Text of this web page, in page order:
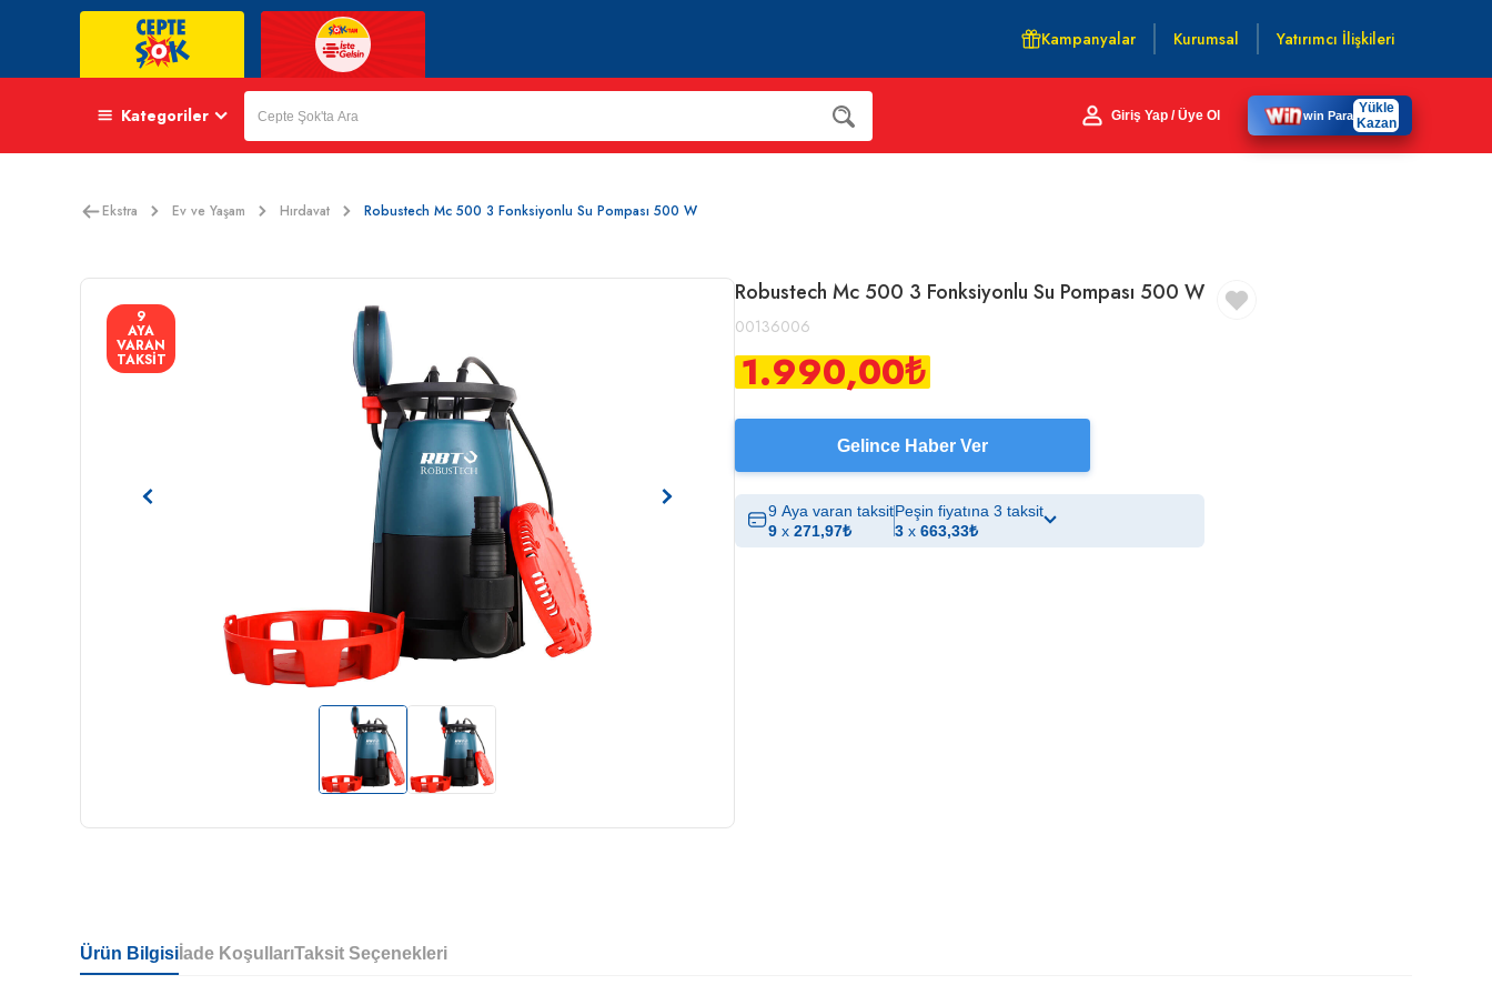
Kampanyalar Kurumsal Yatırımcı İlişkileri
Kategoriler Giriş Yap / Üye Ol win Para Yükle
Kazan
Ekstra Ev ve Yaşam Hırdavat Robustech Mc 500 3 Fonksiyonlu Su Pompası 500 W
9
AYA
VARAN
TAKSİT
Robustech Mc 500 3 Fonksiyonlu Su Pompası 500 W
00136006
1.990,00₺
Gelince Haber Ver
9 Aya varan taksit
9 x 271,97₺
Peşin fiyatına 3 taksit
3 x 663,33₺
Ürün Bilgisi İade KoşullarıTaksit Seçenekleri